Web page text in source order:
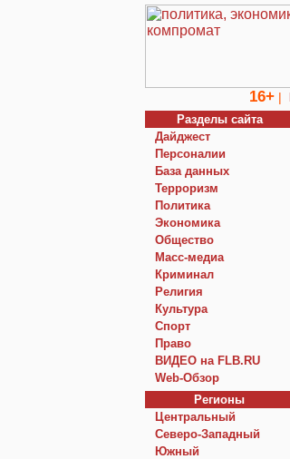
16+ |
Разделы сайта
Дайджест
Персоналии
База данных
Терроризм
Политика
Экономика
Общество
Macc-медиа
Криминал
Религия
Культура
Спорт
Право
ВИДЕО на FLB.RU
Web-Обзор
Регионы
Центральный
Северо-Западный
Южный